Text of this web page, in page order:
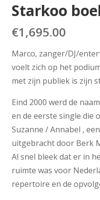
Starkoo
€1,695.00
Marco, zanger/DJ/
voelt zich op het
met zijn publiek is zijn
Eind 2000 werd de
en de eerste single die
Suzanne / Annabel ,
uitgebracht door Berk
Al snel bleek dat er in
ruimte was voor
repertoire en de